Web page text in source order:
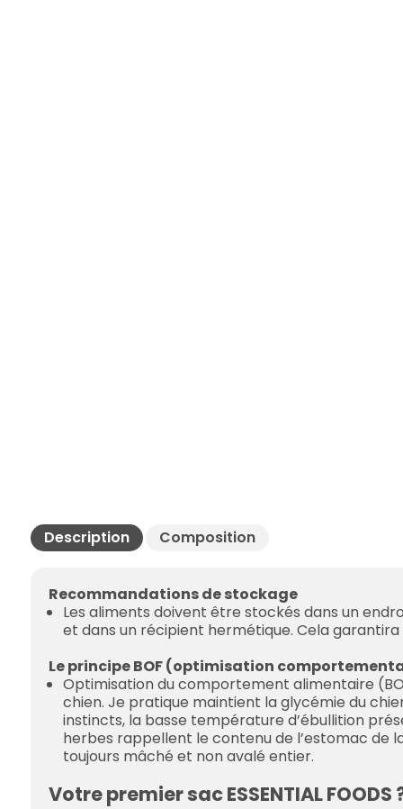
Description Composition
Recommandations de stockage
Les aliments doivent être stockés dans un
et dans un récipient hermétique. Cela
Le principe BOF (optimisation
Optimisation du comportement alimentaire
chien. Je pratique maintient la glycémie du
instincts, la basse température d’ébullition
herbes rappellent le contenu de l’estomac de
toujours mâché et non avalé entier.
Votre premier sac ESSENTIAL FOODS